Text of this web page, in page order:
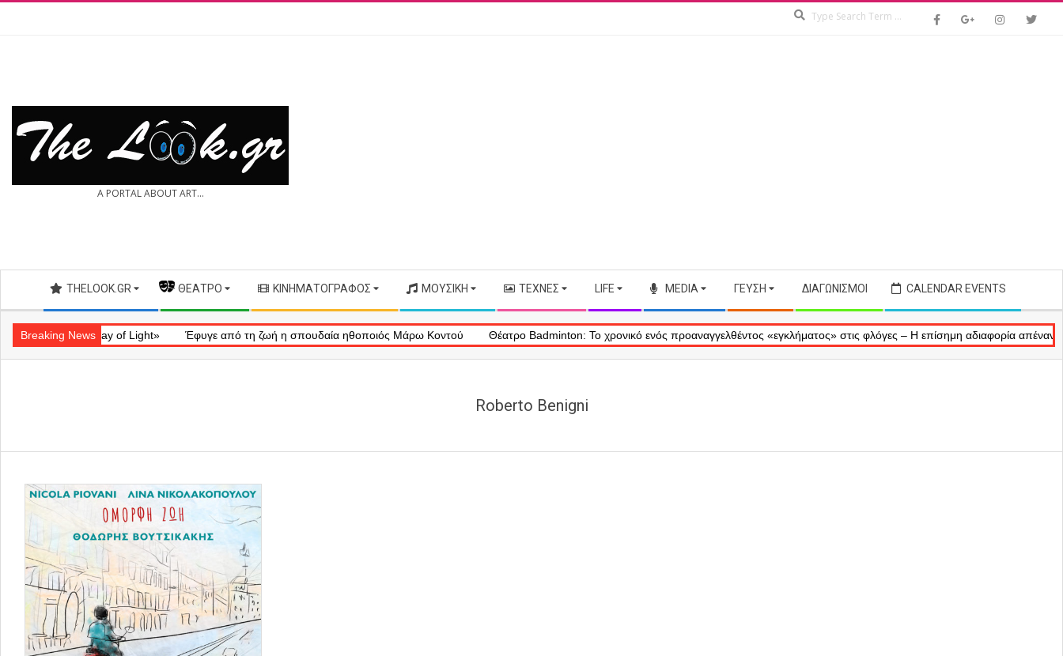
THE A PORTAL ABOUT ART...
Secondary
Navigation
Menu
THELOOK.GR — ΘΈΑΤΡΟ ΚΙΝΗΜΑΤΟΓΡΆΦΟΣ ΜΟΥΣΙΚΉ ΤΈΧΝΕΣ LIFE MEDIA ΓΕΎΣΗ ΔΙΑΓΩΝΙΣΜΟΊ CALENDAR EVENTS
Breaking News
«Ray of Light» Έφυγε από τη ζωή η σπουδαία ηθοποιός Μάρω Κοντού Θέατρο Badminton: Το χρονικό ενός προαναγγελθέντος «εγκλήματος» στις φλόγες – Η επίσημη αδιαφορία απέναντι στις
Roberto Benigni